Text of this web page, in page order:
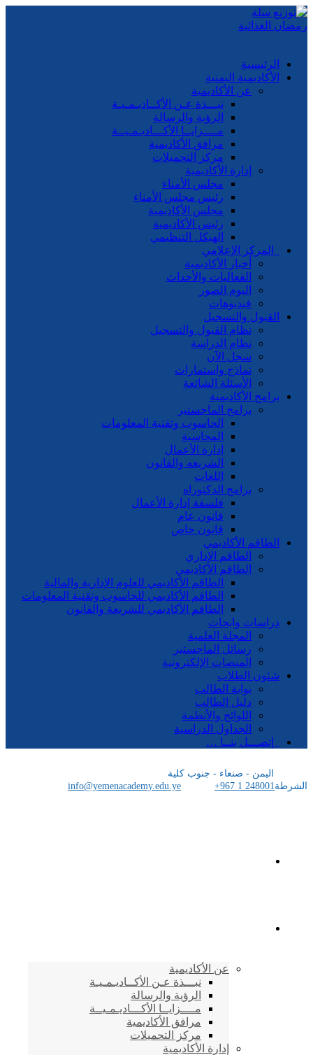
الرئيسية
الأكاديمية اليمنية
عن الأكاديمية
نبـــذة عـن الأكــاديـمـيـة
الرؤية والرسالة
مــــزايــا الأكـــاديـمـيــة
مرافق الأكاديمية
مركز التحميلات
إدارة الأكاديمية
مجلس الأمناء
رئيس مجلس الأمناء
مجلس الأكاديمية
رئيس الأكاديمية
الهيكل التنظيمي
المركز الإعلامي
أخبار الأكاديمية
الفعاليات والأحداث
البوم الصور
فيديوهات
القبول والتسجيل
نظام القبول والتسجيل
نظام الدراسة
سجل الآن
نماذج واستمارات
الأسئلة الشائعة
برامج الأكاديمية
برامج الماجستير
الحاسوب وتقنية المعلومات
المحاسبة
إدارة الأعمال
الشريعه والقانون
اللغات
برامج الدكتوراه
فلسفة إدارة الأعمال
قانون عام
قانون خاص
الطاقم الأكاديمي
الطاقم الإداري
الطاقم الأكاديمي
الطاقم الأكاديمي للعلوم الإدارية والمالية
الطاقم الأكاديمي للحاسوب وتقنية المعلومات
الطاقم الأكاديمي للشريعة والقانون
دراسات وابحاث
المجلة العلمية
رسائل الماجستير
المنصات الإلكترونية
شئون الطلاب
بوابة الطالب
دليل الطالب
اللوائح والأنظمة
الجداول الدراسية
إتصـــل بنــا …
اليمن - صنعاء - جنوب كلية
الشرطة
info@yemenacademy.edu.ye +967 1 248001
عن الأكاديمية
نبـــذة عـن الأكــاديـمـيـة
الرؤية والرسالة
مــــزايــا الأكـــاديـمـيــة
مرافق الأكاديمية
مركز التحميلات
إدارة الأكاديمية